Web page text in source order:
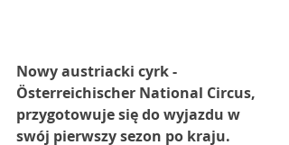
Nowy austriacki cyrk -
Österreichischer National Circus,
przygotowuje się do wyjazdu w
swój pierwszy sezon po kraju.